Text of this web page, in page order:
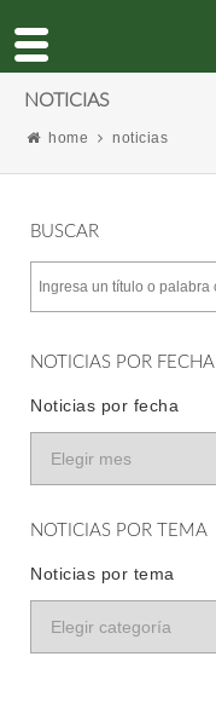
NOTICIAS
home noticias
BUSCAR
NOTICIAS POR FECHA
Noticias por fecha
NOTICIAS POR TEMA
Noticias por tema